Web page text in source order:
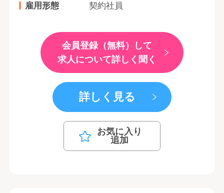
雇用形態
契約社員
会員登録（無料）して
求人について詳しく聞く
詳しく見る
お気に入り
追加